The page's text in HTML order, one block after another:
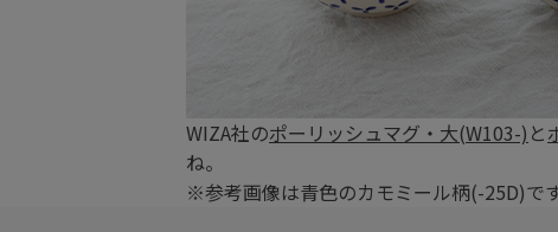
WIZA社のポーリッシュマグ・大(W103-) と
ね。
※参考画像は青色のカモミール柄(-25D)です